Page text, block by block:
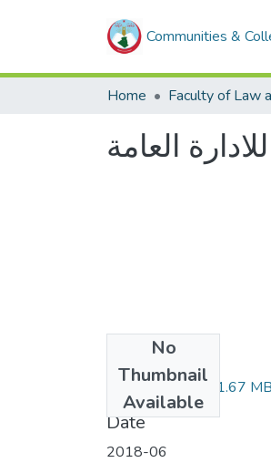
Communities &
Home
العامة
No
Thumbnail
Available
348.01.261.pdf (1.67
Date
2018-06